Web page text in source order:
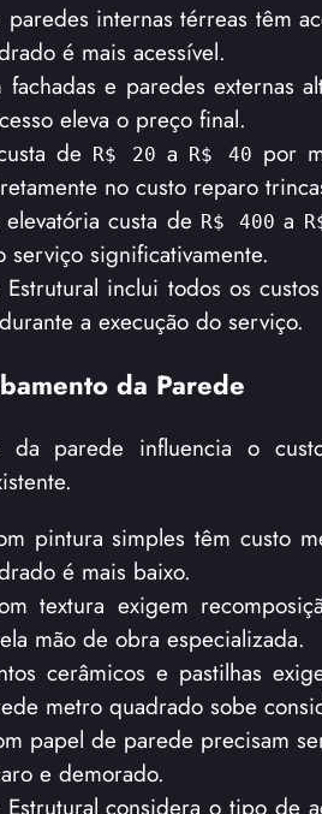
paredes internas térreas têm
é mais acessível.
fachadas e paredes externas
eleva o preço final.
de
R$ 20 a R$ 40
por
no custo reparo
elevatória custa de R$ 400 a
serviço significativamente.
inclui todos os
a execução do serviço.
da Parede
da parede influencia o
pintura simples têm custo
é mais baixo.
textura exigem
mão de obra especializada.
cerâmicos e pastilhas
metro quadrado sobe
papel de parede precisam
e demorado.
considera o tipo de